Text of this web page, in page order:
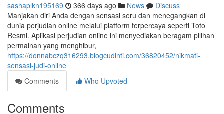
sashaplkn195169 366 days ago News
Discuss
Manjakan diri Anda dengan sensasi seru dan menegangkan di
dunia perjudian online melalui platform terpercaya seperti Toto
Resmi. Aplikasi perjudian online ini menyediakan beragam pilihan
permainan yang menghibur,
https://donnabczq316293.blogcudinti.com/36820452/nikmati-
sensasi-judi-online
Comments
Who Upvoted
Comments